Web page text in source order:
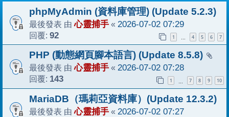
phpMyAdmin (資料庫管理) (Update 5.2.3)
最後發表 由心靈捕手 « 2026-07-02 07:29
回覆: 92 1 … 4 5 6 7
PHP (動態網頁腳本語言) (Update 8.5.8)
最後發表 由心靈捕手 « 2026-07-02 07:28
回覆: 143 1 7 8 9 10
MariaDB（瑪莉亞資料庫）(Update 12.3.2)
最後發表 由心靈捕手 « 2026-07-02 07:27